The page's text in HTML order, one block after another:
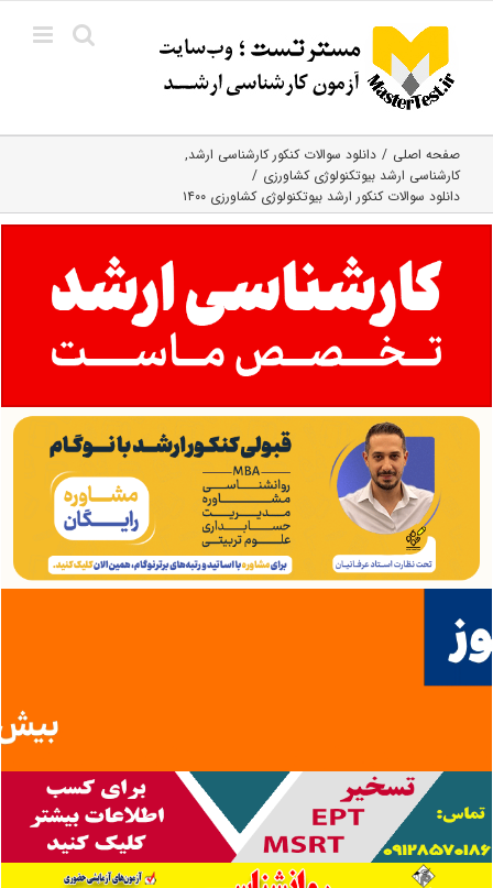
content
صفحه اصلی
دانلود سوالات کنکور کارشناسی ارشد
کارشناسی ارشد بیوتکنولوژی کشاورزی
دانلود سوالات کنکور ارشد بیوتکنولوژی کشاورزی ۱۴۰۰